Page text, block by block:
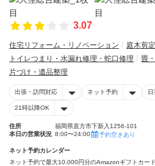
3.07
住宅リフォーム・リノベーション 庭木剪
トイレつまり・水漏れ修理・蛇口修理
畳
片づけ・遺品整理
出張・訪問対応 ネット予約
21時以降OK
住所
福岡県直方市下新入1256-101
本日の営業状況 8:00〜24:00 予約空きあり
ネット予約カレンダー
ネット予約で最大10,000円分のAmazonギフトカー